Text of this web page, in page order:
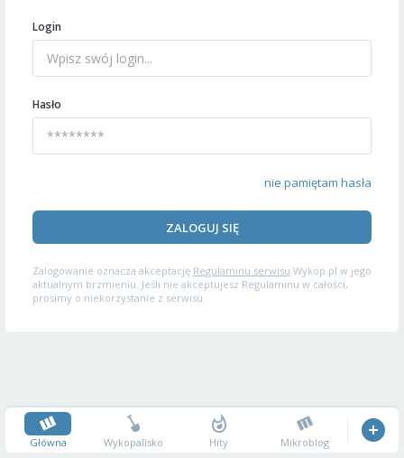
Login
Hasło
nie pamiętam hasła
ZALOGUJ SIĘ
Zalogowanie oznacza akceptację Regulaminu serwisu Wykop.pl w jego
aktualnym brzmieniu. Jeśli nie akceptujesz Regulaminu w całości,
prosimy o niekorzystanie z serwisu.
Główna Wykopalisko Hity Mikroblog